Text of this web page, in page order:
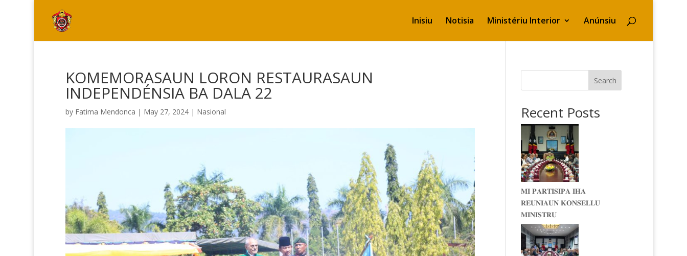
Inisiu Notisia Ministériu Interior Anúnsiu
KOMEMORASAUN LORON RESTAURASAUN
INDEPENDÉNSIA BA DALA 22
by Fatima Mendonca | May 27, 2024| Nasional
Search
Recent Posts
𝐌𝐈 𝐏𝐀𝐑𝐓𝐈𝐒𝐈𝐏𝐀 𝐈𝐇𝐀
𝐑𝐄𝐔𝐍𝐈𝐀𝐔𝐍 𝐊𝐎𝐍𝐒𝐄𝐋𝐋𝐔
𝐌𝐈𝐍𝐈𝐒𝐓𝐑𝐔